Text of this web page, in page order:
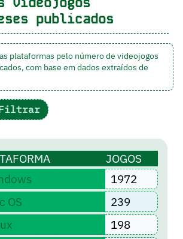
publicados
plataformas pelo número de videojogos
com base em dados extraídos de
JOGOS
1972
OS
239
198